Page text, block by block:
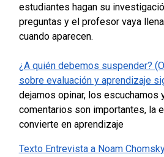
estudiantes hagan su
preguntas y el profesor vaya
cuando aparecen.
¿A quién debemos suspender?
sobre evaluación y aprendizaje
dejamos opinar, los escuchamos
comentarios son importantes, la
convierte en aprendizaje
Texto Entrevista a Noam